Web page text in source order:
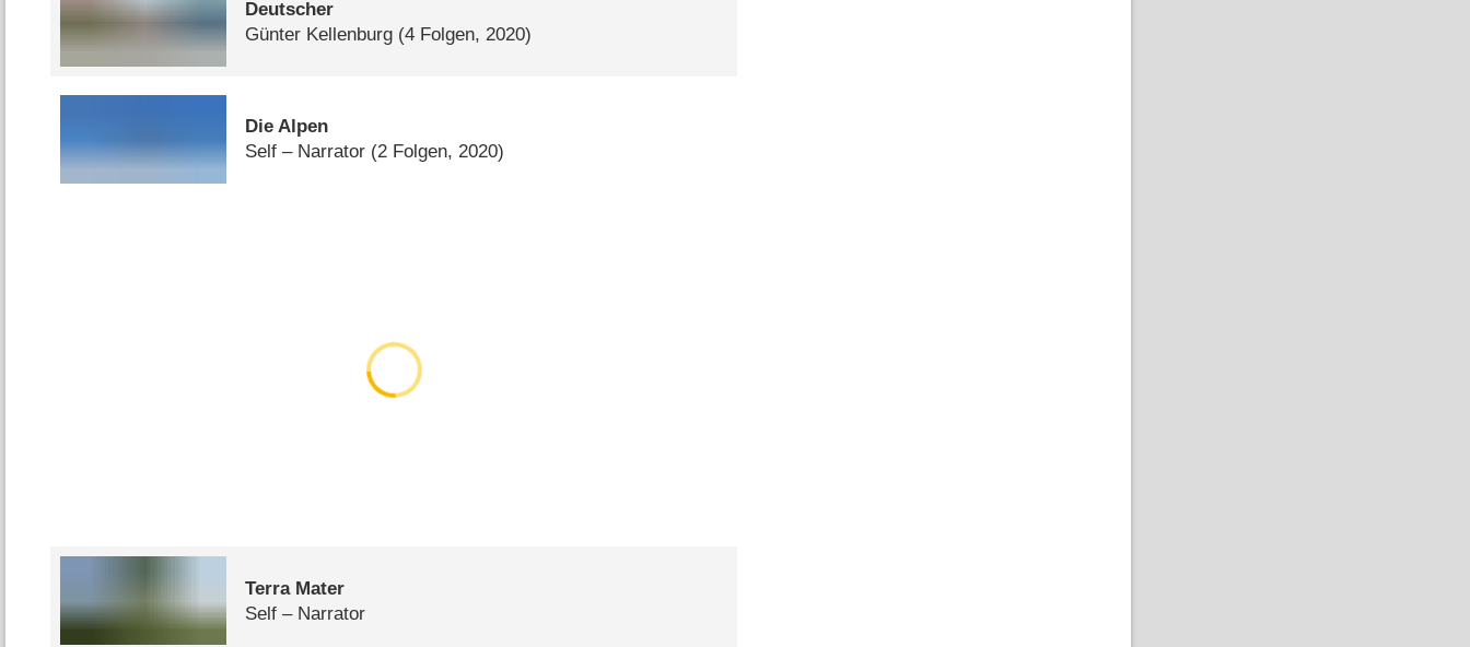
Deutscher
Günter Kellenburg (4 Folgen, 2020)
Die Alpen
Self – Narrator (2 Folgen, 2020)
Terra Mater
Self – Narrator